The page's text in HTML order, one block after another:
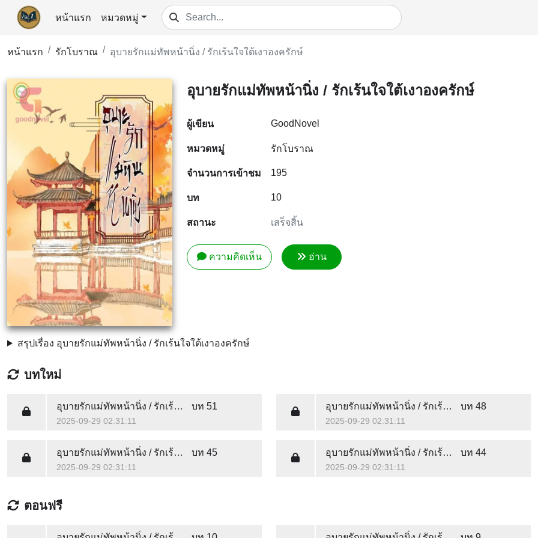
หน้าแรก หมวดหมู่
หน้าแรก รักโบราณ อุบายรักแม่ทัพหน้านิ่ง / รักเร้นใจใต้เงาองครักษ์
อุบายรักแม่ทัพหน้านิ่ง / รักเร้นใจใต้เงาองครักษ์
ผู้เขียน GoodNovel
หมวดหมู่ รักโบราณ
จำนวนการเข้าชม 195
บท 10
สถานะ เสร็จสิ้น
ความคิดเห็น อ่าน
สรุปเรื่อง อุบายรักแม่ทัพหน้านิ่ง / รักเร้นใจใต้เงาองครักษ์
บทใหม่
อุบายรักแม่ทัพหน้านิ่ง / รักเร้นใจใต้เงาองครักษ์ บท 51
2025-09-29 02:31:11
อุบายรักแม่ทัพหน้านิ่ง / รักเร้นใจใต้เงาองครักษ์ บท 48
2025-09-29 02:31:11
อุบายรักแม่ทัพหน้านิ่ง / รักเร้นใจใต้เงาองครักษ์ บท 45
2025-09-29 02:31:11
อุบายรักแม่ทัพหน้านิ่ง / รักเร้นใจใต้เงาองครักษ์ บท 44
2025-09-29 02:31:11
ตอนฟรี